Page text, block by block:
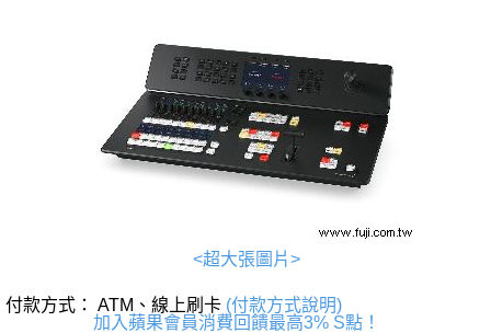
<超大張圖片>
付款方式： ATM、線上刷卡 (付款方式說明)
加入蘋果會員消費回饋最高3% S點！